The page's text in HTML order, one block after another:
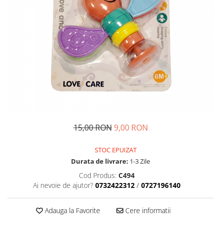
15,00 RON 9,00 RON
STOC EPUIZAT
Durata de livrare: 1-3 Zile
Cod Produs: C494
Ai nevoie de ajutor? 0732422312 / 0727196140
Adauga la Favorite Cere informatii